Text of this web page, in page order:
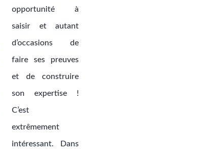
opportunité à
saisir et autant
d’occasions de
faire ses preuves
et de construire
son expertise !
C’est
extrêmement
intéressant. Dans